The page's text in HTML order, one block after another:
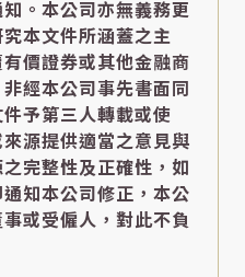
。本公司亦無義務更
本文件所涵蓋之主
價證券或其他金融商
經本公司事先書面同
予第三人轉載或使
源提供適當之意見與
完整性及正確性，如
知本公司修正，本公
或受僱人，對此不負